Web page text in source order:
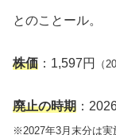
とのことール。
株価 ：1,597円 （
廃止の時期 ：
※2027年3月末分は実